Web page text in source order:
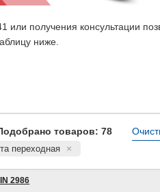
получения консультации
ниже.
товаров: 78
переходная
2986